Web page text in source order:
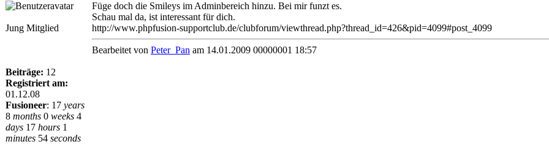
Jung Mitglied
Beiträge: 12
Registriert am:
01.12.08
Fusioneer: 17 years
8 months 0 weeks 4
days 17 hours 1
minutes 54 seconds
Füge doch die Smileys im Adminbereich hinzu. Bei mir funzt es.
Schau mal da, ist interessant für dich.
http://www.phpfusion-supportclub.de/clubforum/viewthread.php?thread_id=426&pid=4099#post_4099
Bearbeitet von Peter_Pan am 14.01.2009 00000001 18:57